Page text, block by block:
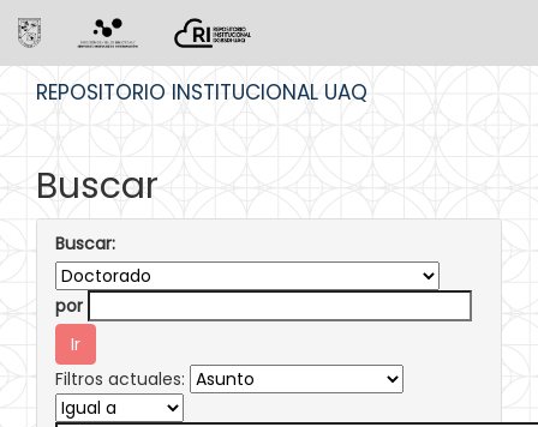
REPOSITORIO INSTITUCIONAL UAQ
Buscar
Buscar:
por
Filtros actuales: